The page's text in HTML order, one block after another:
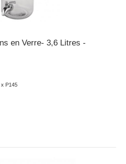
en Verre- 3,6 Litres -
x P145